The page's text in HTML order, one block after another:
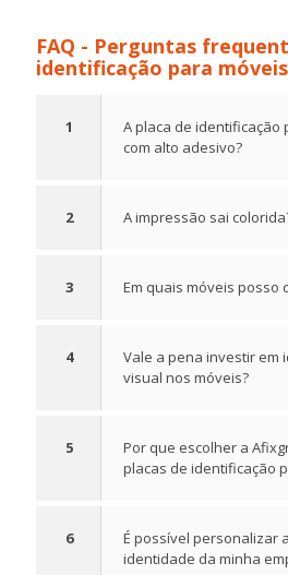
FAQ - Perguntas
identificação para móveis
1
A placa de identificação
com alto adesivo?
2 A impressão sai
3 Em quais móveis posso
4
Vale a pena investir em
visual nos móveis?
5
Por que escolher a
placas de identificação
6
É possível personalizar
identidade da minha